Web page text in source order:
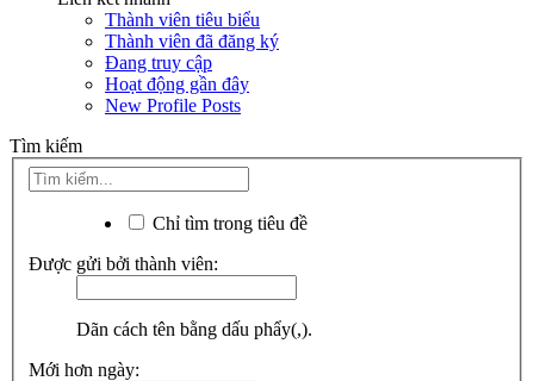
Thành viên tiêu biểu
Thành viên đã đăng ký
Đang truy cập
Hoạt động gần đây
New Profile Posts
Tìm kiếm
Chỉ tìm trong tiêu đề
Được gửi bởi thành viên:
Dãn cách tên bằng dấu phẩy(,).
Mới hơn ngày: